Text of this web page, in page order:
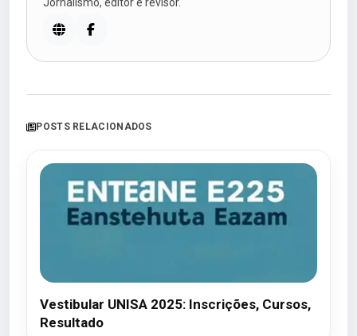
POSTS RELACIONADOS
Vestibular UNISA 2025: Inscrições, Cursos,
Resultado